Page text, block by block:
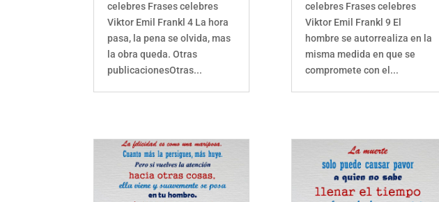
celebres Frases celebres
Viktor Emil Frankl 4 La hora
pasa, la pena se olvida, mas
la obra queda. Otras
publicacionesOtras...
celebres Frases celebres
Viktor Emil Frankl 9 El
hombre se autorrealiza en la
misma medida en que se
compromete con el...